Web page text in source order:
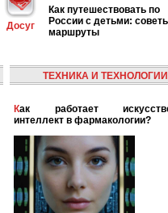
Досуг
Как путешествовать по
России с детьми:
маршруты
ТЕХНИКА И ТЕХНОЛОГИИ
Как работает искусственный
интеллект в фармакологии?